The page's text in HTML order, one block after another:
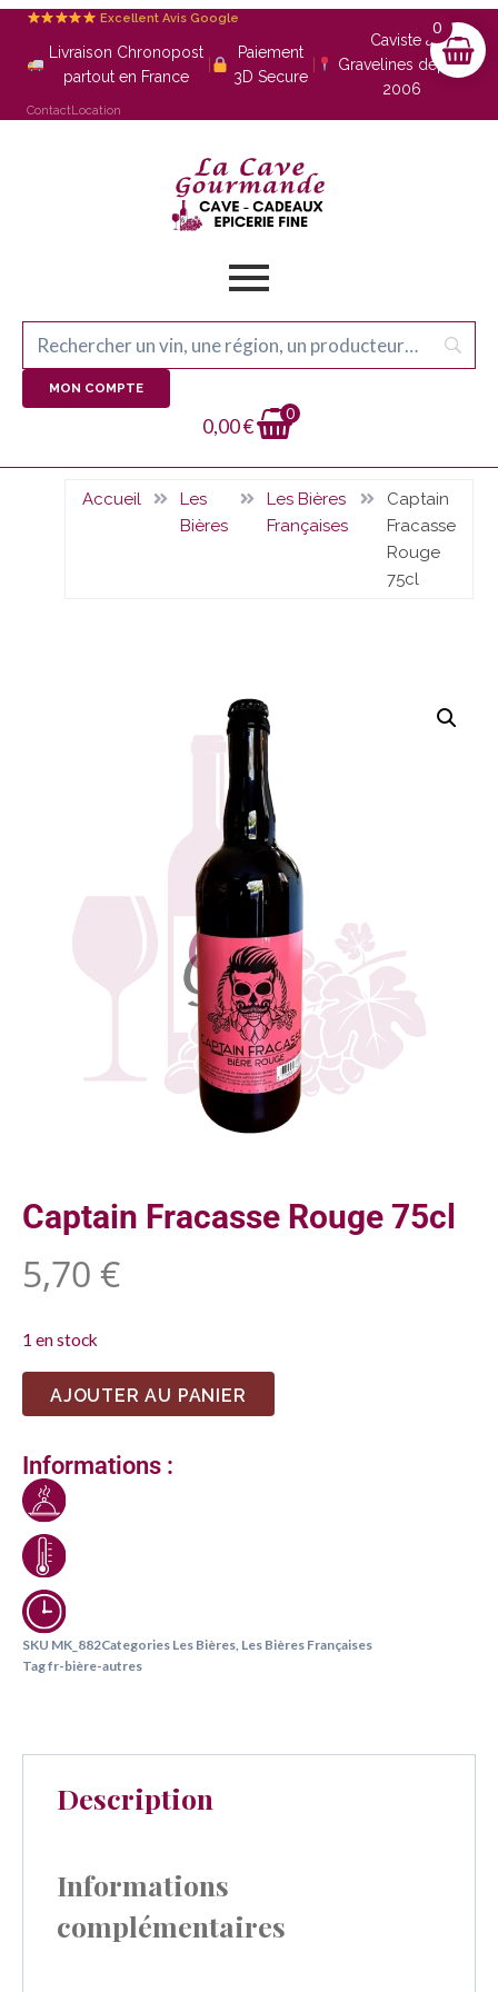
Excellent Avis Google
Livraison Chronopost
partout en France
Paiement
3D Secure
Caviste à
Gravelines depuis
2006
ContactLocation
MON COMPTE
0,00€
0
Accueil
Les
Bières
Les Bières
Françaises
Captain
Fracasse
Rouge
75cl
Captain Fracasse Rouge 75cl
5,70 €
1 en stock
AJOUTER AU PANIER
Informations :
SKU MK_882Categories Les Bières Les Bières Françaises
Tagfr-bière-autres
Description
Informations
complémentaires
0